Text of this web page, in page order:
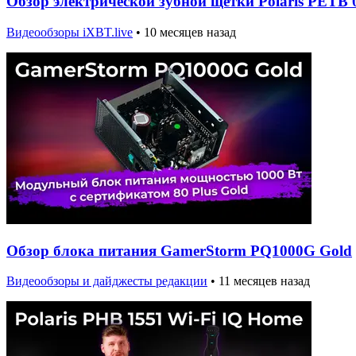
Видеообзоры iXBT.live • 10 месяцев назад
Обзор блока питания GamerStorm PQ1000G Gold
Видеообзоры и дайджесты редакции • 11 месяцев назад